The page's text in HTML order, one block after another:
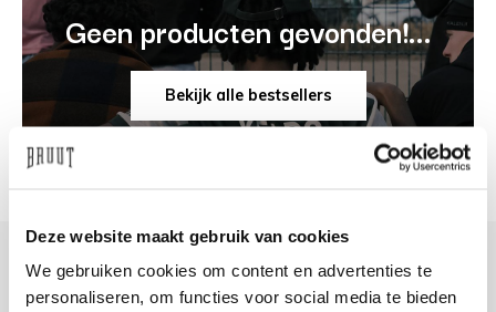
Deze website maakt gebruik van cookies
We gebruiken cookies om content en advertenties te
personaliseren, om functies voor social media te bieden
Geen producten gevonden!...
Bekijk alle bestsellers